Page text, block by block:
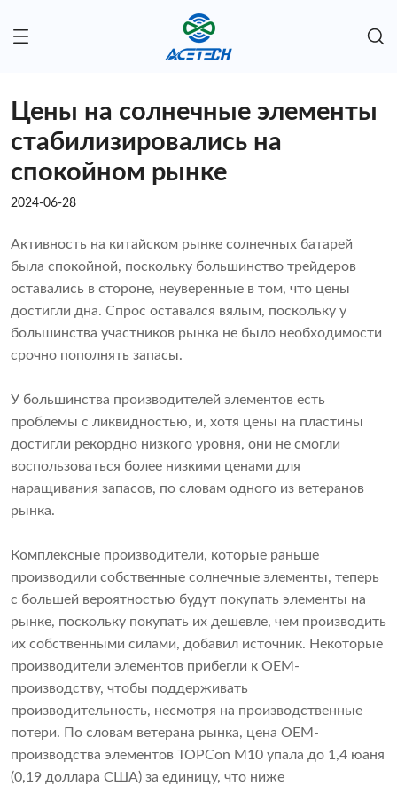
Цены на солнечные элементы
стабилизировались на
спокойном рынке
2024-06-28
Активность на китайском рынке солнечных батарей
была спокойной, поскольку большинство трейдеров
оставались в стороне, неуверенные в том, что цены
достигли дна. Спрос оставался вялым, поскольку у
большинства участников рынка не было необходимости
срочно пополнять запасы.
У большинства производителей элементов есть
проблемы с ликвидностью, и, хотя цены на пластины
достигли рекордно низкого уровня, они не смогли
воспользоваться более низкими ценами для
наращивания запасов, по словам одного из ветеранов
рынка.
Комплексные производители, которые раньше
производили собственные солнечные элементы, теперь
с большей вероятностью будут покупать элементы на
рынке, поскольку покупать их дешевле, чем производить
их собственными силами, добавил источник. Некоторые
производители элементов прибегли к OEM-
производству, чтобы поддерживать
производительность, несмотря на производственные
потери. По словам ветерана рынка, цена OEM-
производства элементов TOPCon M10 упала до 1,4 юаня
(0,19 доллара США) за единицу, что ниже